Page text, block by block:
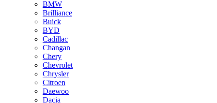
BMW
Brilliance
Buick
BYD
Cadillac
Changan
Chery
Chevrolet
Chrysler
Citroen
Daewoo
Dacia